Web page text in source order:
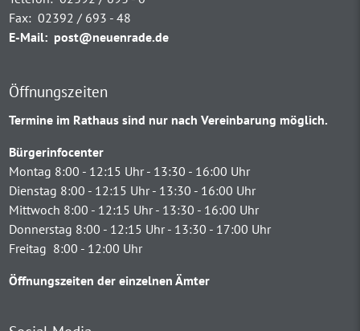
Fax: 02392 / 693 - 48
E-Mail: post@neuenrade.de
Öffnungszeiten
Termine im Rathaus sind nur nach Vereinbarung möglich.
Bürgerinfocenter
Montag 8:00 - 12:15 Uhr - 13:30 - 16:00 Uhr
Dienstag 8:00 - 12:15 Uhr - 13:30 - 16:00 Uhr
Mittwoch 8:00 - 12:15 Uhr - 13:30 - 16:00 Uhr
Donnerstag 8:00 - 12:15 Uhr - 13:30 - 17:00 Uhr
Freitag 8:00 - 12:00 Uhr
Öffnungszeiten der einzelnen Ämter